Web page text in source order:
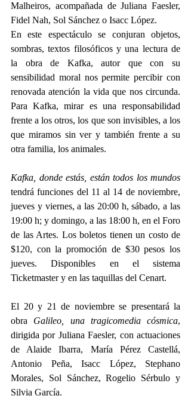
Malheiros, acompañada de Juliana Faesler,
Fidel Nah, Sol Sánchez o Isacc López.
En este espectáculo se conjuran objetos,
sombras, textos filosóficos y una lectura de
la obra de Kafka, autor que con su
sensibilidad moral nos permite percibir con
renovada atención la vida que nos circunda.
Para Kafka, mirar es una responsabilidad
frente a los otros, los que son invisibles, a los
que miramos sin ver y también frente a su
otra familia, los animales.
Kafka, donde estás, están todos los mundos
tendrá funciones del 11 al 14 de noviembre,
jueves y viernes, a las 20:00 h, sábado, a las
19:00 h; y domingo, a las 18:00 h, en el Foro
de las Artes. Los boletos tienen un costo de
$120, con la promoción de $30 pesos los
jueves. Disponibles en el sistema
Ticketmaster y en las taquillas del Cenart.
El 20 y 21 de noviembre se presentará la
obra Galileo, una tragicomedia cósmica,
dirigida por Juliana Faesler, con actuaciones
de Alaide Ibarra, María Pérez Castellá,
Antonio Peña, Isacc López, Stephano
Morales, Sol Sánchez, Rogelio Sérbulo y
Silvia García.